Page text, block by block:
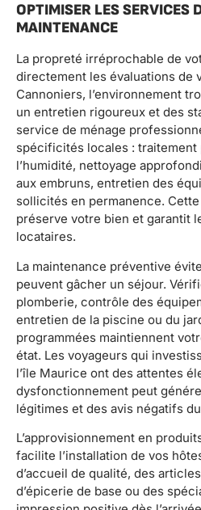
OPTIMISER LES SERVICES
MAINTENANCE
La propreté irréprochable de
directement les évaluations de
Cannoniers, l’environnement
un entretien rigoureux et des
service de ménage
spécificités locales :
l’humidité, nettoyage
aux embruns, entretien des
sollicités en permanence.
préserve votre bien et garantit
locataires.
La maintenance préventive
peuvent gâcher un séjour.
plomberie, contrôle des
entretien de la piscine ou du
programmées maintiennent
état. Les voyageurs qui
l’île Maurice ont des attentes
dysfonctionnement peut
légitimes et des avis négatifs
L’approvisionnement en
facilite l’installation de vos
d’accueil de qualité, des
d’épicerie de base ou des